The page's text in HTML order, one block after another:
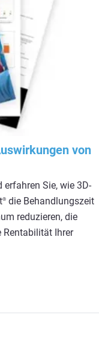
von
erfahren Sie, wie 3D-
® die Behandlungszeit
reduzieren, die
Rentabilität Ihrer